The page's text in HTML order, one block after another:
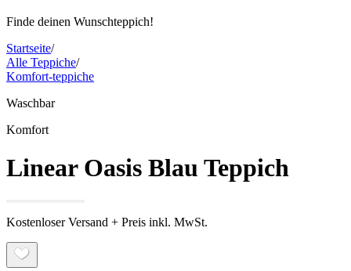
Finde deinen Wunschteppich!
Startseite/
Alle Teppiche/
Komfort-teppiche
Waschbar
Komfort
Linear Oasis Blau Teppich
Kostenloser Versand + Preis inkl. MwSt.